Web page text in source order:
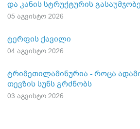
და კანის სტრუქტურის
05 აგვისტო 2026
ტერფის ქავილი
04 აგვისტო 2026
ტრიმეთილამინურია - როცა
თევზის სუნს გრძნობს
03 აგვისტო 2026